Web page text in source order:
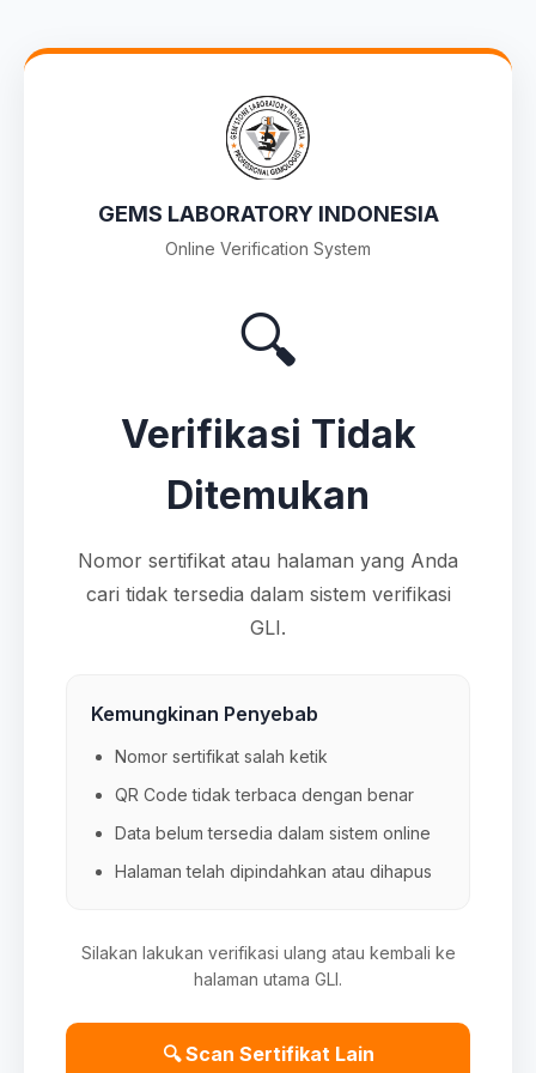
GEMS LABORATORY INDONESIA
Online Verification System
🔍
Verifikasi Tidak
Ditemukan
Nomor sertifikat atau halaman yang Anda
cari tidak tersedia dalam sistem verifikasi
GLI.
Kemungkinan Penyebab
Nomor sertifikat salah ketik
QR Code tidak terbaca dengan benar
Data belum tersedia dalam sistem online
Halaman telah dipindahkan atau dihapus
Silakan lakukan verifikasi ulang atau kembali ke
halaman utama GLI.
🔍 Scan Sertifikat Lain